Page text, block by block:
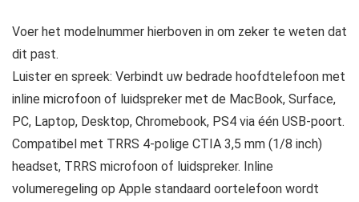
Voer het modelnummer hierboven in om zeker te weten dat
dit past.
Luister en spreek: Verbindt uw bedrade hoofdtelefoon met
inline microfoon of luidspreker met de MacBook, Surface,
PC, Laptop, Desktop, Chromebook, PS4 via één USB-poort.
Compatibel met TRRS 4-polige CTIA 3,5 mm (1/8 inch)
headset, TRRS microfoon of luidspreker. Inline
volumeregeling op Apple standaard oortelefoon wordt